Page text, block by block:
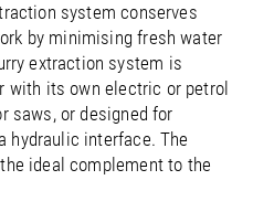
/EN DE FR
/EN
/EN NL
/EN
/EN
/EN ES
/EN
system conserves
by minimising fresh water
extraction system is
with its own electric or petrol
saws, or designed for
hydraulic interface. The
ideal complement to the